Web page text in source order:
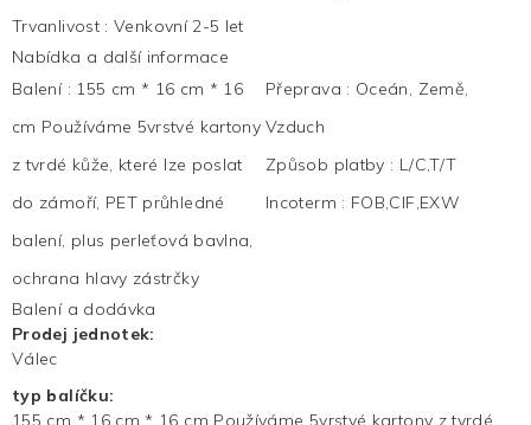
Trvanlivost :Venkovní 2-5 let
Nabídka a další informace
Balení : 155 cm * 16 cm * 16
cm Používáme 5vrstvé kartony
z tvrdé kůže, které lze poslat
do zámoří, PET průhledné
balení, plus perleťová bavlna,
ochrana hlavy zástrčky
Přeprava : Oceán, Země,
Vzduch
Způsob platby : L/C,T/T
Incoterm : FOB,CIF,EXW
Balení a dodávka
Prodej jednotek:
Válec
typ balíčku:
155 cm * 16 cm * 16 cm Používáme 5vrstvé kartony z tvrdé